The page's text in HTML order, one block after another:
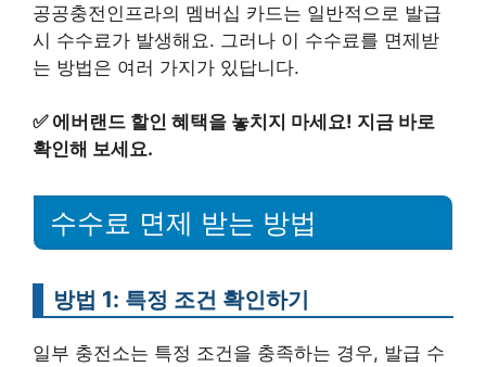
공공충전인프라의 멤버십 카드는 일반적으로 발급
시 수수료가 발생해요. 그러나 이 수수료를 면제받
는 방법은 여러 가지가 있답니다.
✅ 에버랜드 할인 혜택을 놓치지 마세요! 지금 바로
확인해 보세요.
수수료 면제 받는 방법
방법 1: 특정 조건 확인하기
일부 충전소는 특정 조건을 충족하는 경우, 발급 수